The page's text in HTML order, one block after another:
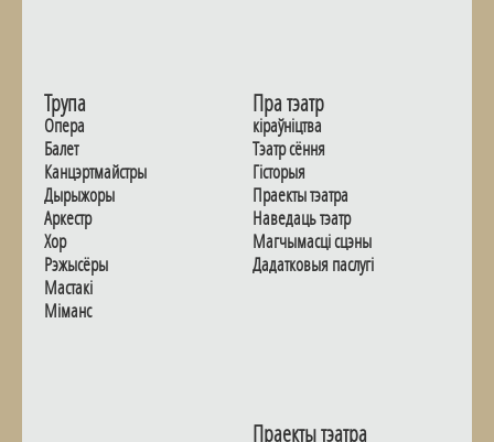
Трупа
Опера
Балет
Канцэртмайстры
Дырыжоры
Аркестр
Хор
Рэжысёры
Мастакі
Мiманс
Пра тэатр
кіраўніцтва
Тэатр сёння
Гiсторыя
Праекты тэатра
Наведаць тэатр
Магчымасцi сцэны
Дадаткoвыя паслугi
Праекты тэатра